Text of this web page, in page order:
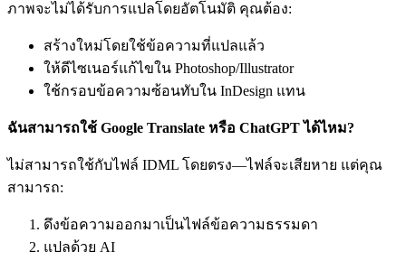
ภาพจะไม่ได้รับการแปลโดยอัตโนมัติ คุณต้อง:
สร้างใหม่โดยใช้ข้อความที่แปลแล้ว
ให้ดีไซเนอร์แก้ไขใน Photoshop/Illustrator
ใช้กรอบข้อความซ้อนทับใน InDesign แทน
ฉันสามารถใช้ Google Translate หรือ ChatGPT ได้ไหม?
ไม่สามารถใช้กับไฟล์ IDML โดยตรง—ไฟล์จะเสียหาย แต่คุณ
สามารถ:
ดึงข้อความออกมาเป็นไฟล์ข้อความธรรมดา
แปลด้วย AI